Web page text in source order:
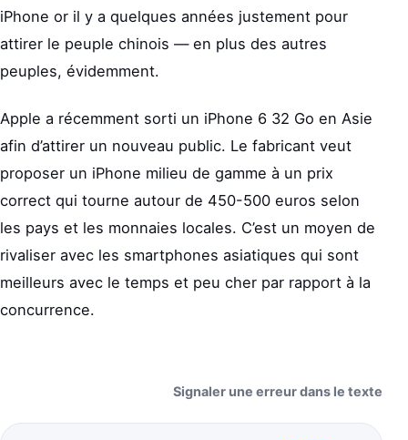
iPhone or il y a quelques années justement pour
attirer le peuple chinois — en plus des autres
peuples, évidemment.
Apple a récemment sorti un iPhone 6 32 Go en Asie
afin d’attirer un nouveau public. Le fabricant veut
proposer un iPhone milieu de gamme à un prix
correct qui tourne autour de 450-500 euros selon
les pays et les monnaies locales. C’est un moyen de
rivaliser avec les smartphones asiatiques qui sont
meilleurs avec le temps et peu cher par rapport à la
concurrence.
Signaler une erreur dans le texte